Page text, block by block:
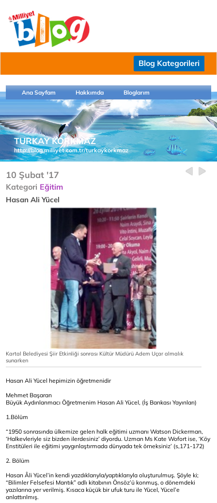
Blog Kategorileri
Ana Sayfam Hakkımda Bloglarım
TURKAY KORKMAZ
http://blog.milliyet.com.tr/turkaykorkmaz
10 Şubat '17
Kategori Eğitim
Hasan Ali Yücel
Kartal Belediyesi Şiir Etkinliği sonrası Kültür Müdürü Adem Uçar almalık
sunarken
Hasan Ali Yücel hepimizin öğretmenidir
Mehmet Başaran
Büyük Aydınlanmacı Öğretmenim Hasan Ali Yücel, (İş Bankası Yayınları)
1.Bölüm
“1950 sonrasında ülkemize gelen halk eğitimi uzmanı Watson Dickerman,
‘Halkevleriyle siz bizden ilerdesiniz’ diyordu. Uzman Ms Kate Wofort ise, ‘Köy
Enstitüleri ile eğitimi yaygınlaştırmada dünyada tek örneksiniz’ (s,171-172)
2. Bölüm
Hasan Âli Yücel’in kendi yazdıklarıyla/yaptıklarıyla oluşturulmuş. Şöyle ki;
“Bilimler Felsefesi Mantık” adlı kitabının Önsöz’ü konmuş, o dönemdeki
yazılarına yer verilmiş. Kısaca küçük bir ufuk turu ile Yücel, Yücel’e
anlattırılmış.